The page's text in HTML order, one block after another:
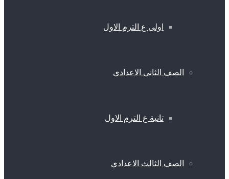
اولى ع الترم الاول
الصف الثاني الاعدادي
تانية ع الترم الاول
الصف الثالث الاعدادي